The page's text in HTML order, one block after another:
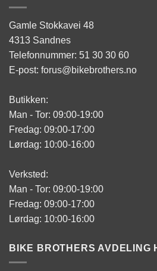
Gamle Stokkavei 48
4313 Sandnes
Telefonnummer: 51 30 30 60
E-post: forus@bikebrothers.no
Butikken:
Man - Tor: 09:00-19:00
Fredag: 09:00-17:00
Lørdag: 10:00-16:00
Verksted:
Man - Tor: 09:00-19:00
Fredag: 09:00-17:00
Lørdag: 10:00-16:00
BIKE BROTHERS AVDELING